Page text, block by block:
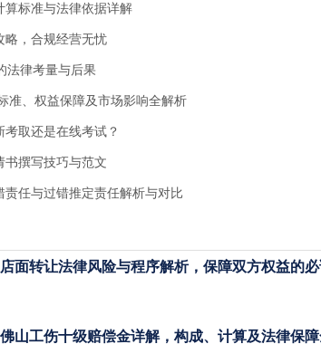
算标准与法律依据详解
略，合规经营无忧
法律考量与后果
准、权益保障及市场影响全解析
考取还是在线考试？
书撰写技巧与范文
责任与过错推定责任解析与对比
面转让法律风险与程序解析，保障双方权益的
山工伤十级赔偿金详解，构成、计算及法律保